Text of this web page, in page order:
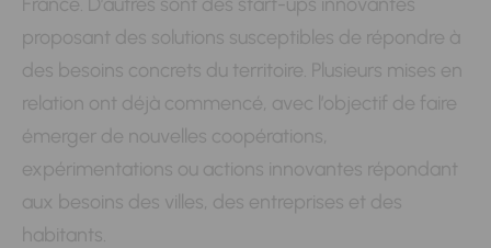
proposant des solutions susceptibles de répondre à
des besoins concrets du territoire. Plusieurs mises en
relation ont déjà commencé, avec l’objectif de faire
émerger de nouvelles coopérations,
expérimentations ou actions innovantes répondant
aux besoins des villes, des entreprises et des
habitants.